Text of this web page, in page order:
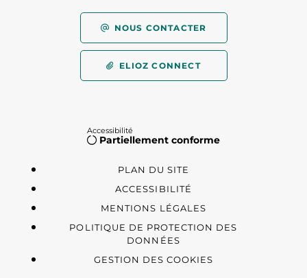
NOUS CONTACTER
ELIOZ CONNECT
Accessibilité
Partiellement conforme
PLAN DU SITE
ACCESSIBILITÉ
MENTIONS LÉGALES
POLITIQUE DE PROTECTION DES
DONNÉES
GESTION DES COOKIES